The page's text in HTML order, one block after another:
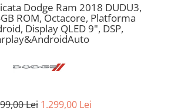
Dodge Ram 2018 DUDU3,
ROM, Octacore, Platforma
Display QLED 9", DSP,
Lei 1.299,00 Lei